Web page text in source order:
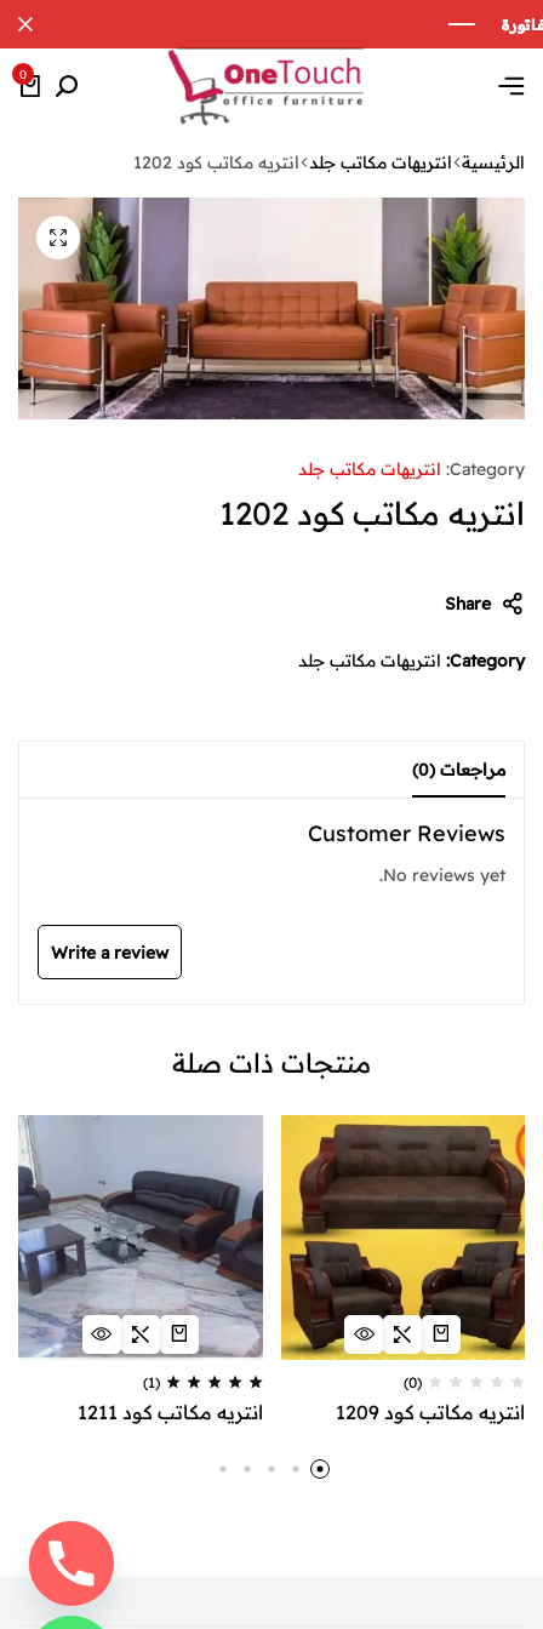
0
الرئيسية انتريهات مكاتب جلد انتريه مكاتب كود 1202
Category: انتريهات مكاتب جلد
انتريه مكاتب كود 1202
Share
Category: انتريهات مكاتب جلد
مراجعات (0)
Customer Reviews
No reviews yet.
Write a review
منتجات ذات صلة
(0)
انتريه مكاتب كود 1209
(1)
انتريه مكاتب كود 1211